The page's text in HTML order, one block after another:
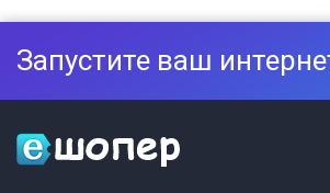
Запустите ваш